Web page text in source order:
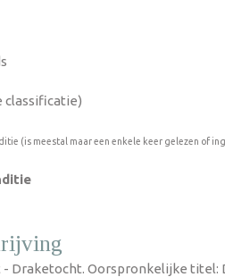
classificatie)
(is meestal maar een enkele keer gelezen of
- Draketocht. Oorspronkelijke titel: